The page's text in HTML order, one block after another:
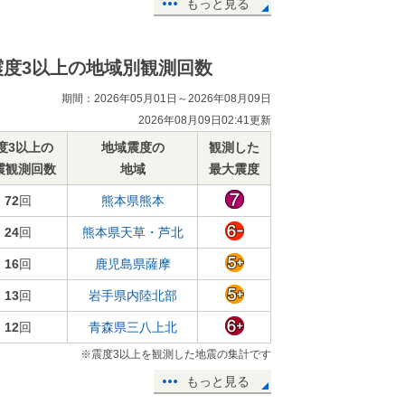
もっと見る
度3以上の地域別観測回数
期間：2026年05月01日～2026年08月09日
2026年08月09日02:41更新
3以上の
観測回数
地域震度の
地域
観測した
最大震度
72回 熊本県熊本
24回 熊本県天草・芦北
16回 鹿児島県薩摩
13回 岩手県内陸北部
12回 青森県三八上北
※震度3以上を観測した地震の集計です
もっと見る